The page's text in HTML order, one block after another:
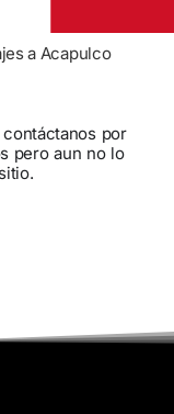
a Acapulco
por
pero aun no lo